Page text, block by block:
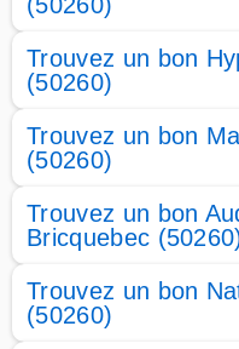
Trouvez un bon
(50260)
Trouvez un bon
(50260)
Trouvez un bon
Bricquebec
Trouvez un bon
(50260)